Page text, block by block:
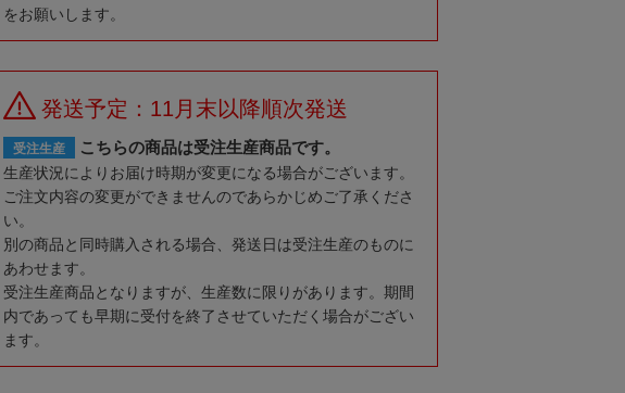
をお願いします。
発送予定：11月末以降順次発送
受注生産 こちらの商品は受注生産商品です。
生産状況によりお届け時期が変更になる場合がございます。
ご注文内容の変更ができませんのであらかじめご了承くださ
い。
別の商品と同時購入される場合、発送日は受注生産のものに
あわせます。
受注生産商品となりますが、生産数に限りがあります。期間
内であっても早期に受付を終了させていただく場合がござい
ます。